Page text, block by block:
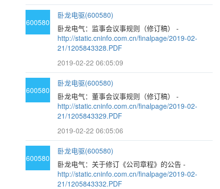
600580
卧龙电驱(600580)
卧龙电气：监事会议事规则（修订稿） -
http://static.cninfo.com.cn/finalpage/2019-02-
21/1205843328.PDF
2019-02-22 06:05:09
600580
卧龙电驱(600580)
卧龙电气：董事会议事规则（修订稿） -
http://static.cninfo.com.cn/finalpage/2019-02-
21/1205843329.PDF
2019-02-22 06:05:06
600580
卧龙电驱(600580)
卧龙电气：关于修订《公司章程》的公告 -
http://static.cninfo.com.cn/finalpage/2019-02-
21/1205843332.PDF